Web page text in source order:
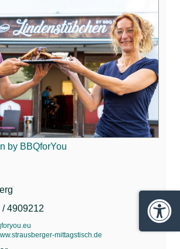
by BBQforYou
4909212
mittagstisch.de